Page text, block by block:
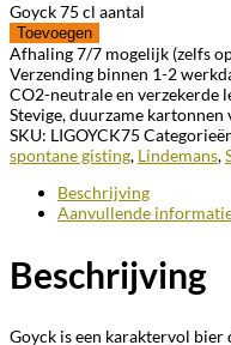
Goyck 75 cl aantal
Toevoegen
Afhaling 7/7 mogelijk (zelfs
Verzending binnen 1-2
CO2-neutrale en verzekerde
Stevige, duurzame kartonnen
SKU: LIGOYCK75
spontane gisting, Lindemans,
Beschrijving
Aanvullende
Beschrijving
Goyck is een karaktervol